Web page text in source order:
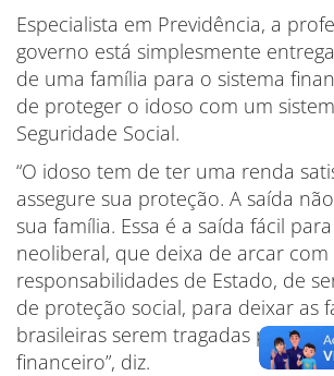
Especialista em Previdência, a
governo está simplesmente
de uma família para o sistema
de proteger o idoso com um
Seguridade Social.
“O idoso tem de ter uma renda
assegure sua proteção. A saída
sua família. Essa é a saída fácil
neoliberal, que deixa de arcar com
responsabilidades de Estado, de
de proteção social, para deixar as
brasileiras serem tragadas pelo
financeiro”, diz.